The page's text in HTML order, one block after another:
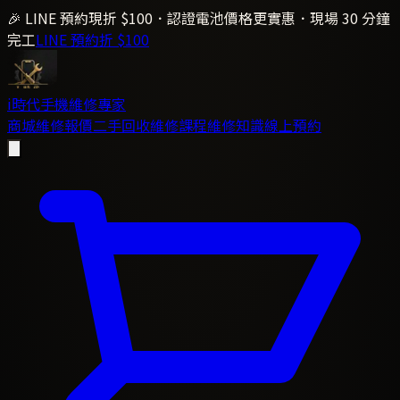
🎉 LINE 預約現折 $100．認證電池價格更實惠．現場 30 分鐘
完工LINE 預約折 $100
i時代手機維修專家
商城維修報價二手回收維修課程維修知識線上預約